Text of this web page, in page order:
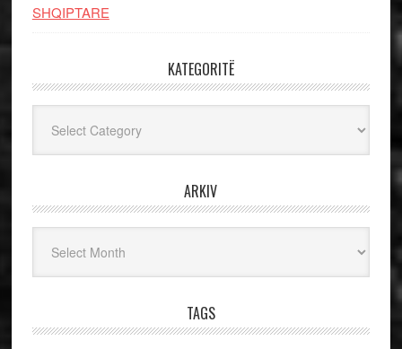
SHQIPTARE
KATEGORITË
ARKIV
TAGS